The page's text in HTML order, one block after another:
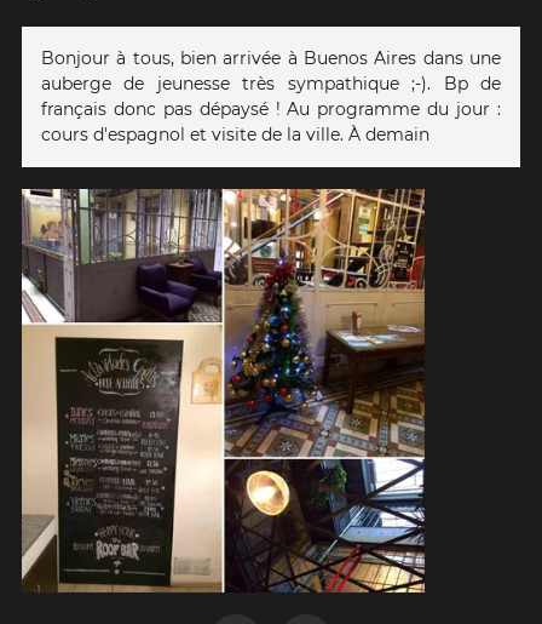
Bonjour à tous, bien arrivée à Buenos Aires dans une
auberge de jeunesse très sympathique ;-). Bp de
français donc pas dépaysé ! Au programme du jour :
cours d'espagnol et visite de la ville. À demain